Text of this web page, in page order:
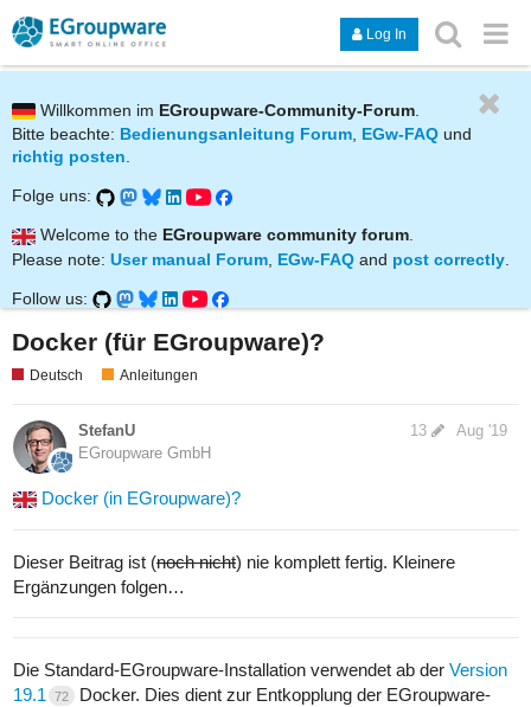
Log In
Willkommen im EGroupware-Community-Forum
Bitte beachte: Bedienungsanleitung Forum, EGw-FAQ und
richtig posten.
Folge uns:
Welcome to the EGroupware community forum.
Please note: User manual Forum EGw-FAQ and post correctly
Follow us:
Docker (für EGroupware)?
Deutsch Anleitungen
StefanU
EGroupware GmbH
Aug '19
13
Docker (in EGroupware)?
Dieser Beitrag ist (noch nicht) nie komplett fertig. Kleinere
Ergänzungen folgen…
Die Standard-EGroupware-Installation verwendet ab der Version
19.1 72
Docker. Dies dient zur Entkopplung der EGroupware-